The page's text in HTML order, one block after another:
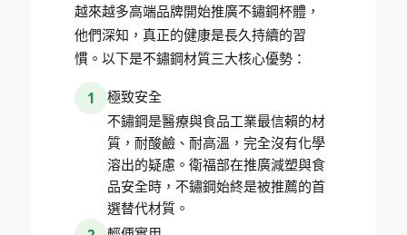
越來越多高端品牌開始推廣不鏽鋼杯體，
他們深知，真正的健康是長久持續的習
慣。以下是不鏽鋼材質三大核心優勢：
1
極致安全
不鏽鋼是醫療與食品工業最信賴的材
質，耐酸鹼、耐高溫，完全沒有化學
溶出的疑慮。衛福部在推廣減塑與食
品安全時，不鏽鋼始終是被推薦的首
選替代材質。